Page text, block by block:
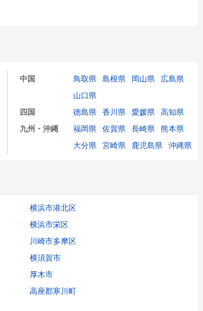
中国 鳥取県 島根県 岡山県
広島県
山口県
四国
徳島県 香川県 愛媛県
高知県
九州・沖縄
福岡県 佐賀県 長崎県
熊本県
大分県
宮崎県 鹿児島県 沖縄県
横浜市港北区
横浜市栄区
川崎市多摩区
横須賀市
厚木市
高座郡寒川町